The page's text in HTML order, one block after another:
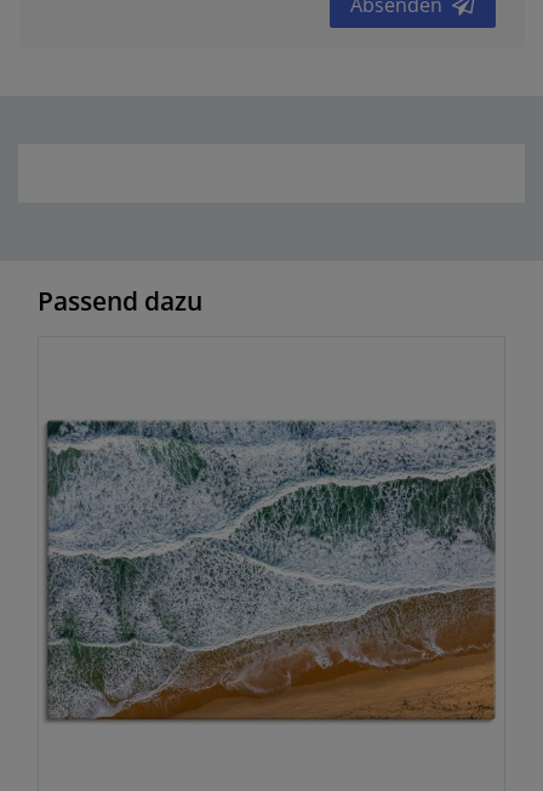
Passend dazu